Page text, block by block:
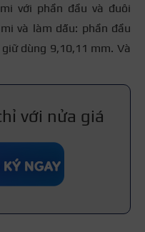
với phần đầu và đuôi
và làm dấu: phần đầu
dùng 9,10,11 mm. Và
với nửa giá